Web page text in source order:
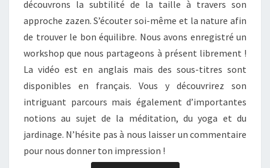
découvrons la subtilité de la taille à travers son
approche zazen. S’écouter soi-même et la nature afin
de trouver le bon équilibre. Nous avons enregistré un
workshop que nous partageons à présent librement !
La vidéo est en anglais mais des sous-titres sont
disponibles en français. Vous y découvrirez son
intriguant parcours mais également d’importantes
notions au sujet de la méditation, du yoga et du
jardinage. N’hésite pas à nous laisser un commentaire
pour nous donner ton impression !